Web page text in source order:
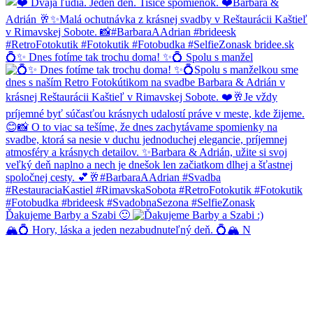
💍✨ Dnes fotíme tak trochu doma! ✨💍 Spolu s manžel
Ďakujeme Barby a Szabi 🙂
🏔️💍 Hory, láska a jeden nezabudnuteľný deň. 💍🏔️ N